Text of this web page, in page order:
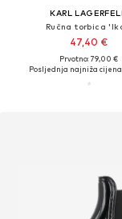
KARL
Ručna torbica
47,40 €
Prvotno: 79,00 €
Posljednja najniža cijena: